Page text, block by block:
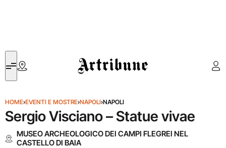
Artribune
HOME›EVENTI E MOSTRE›NAPOLI›NAPOLI
Sergio Visciano – Statue vivae
MUSEO ARCHEOLOGICO DEI CAMPI FLEGREI NEL
CASTELLO DI BAIA